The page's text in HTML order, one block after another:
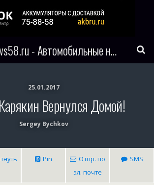
Autonews58.ru - Автомобильные новости Пензы и всего мира
25.01.2017
Вернулся Домой!
Sergey Bychkov
Pin
Отпр. по
эл. почте
SMS